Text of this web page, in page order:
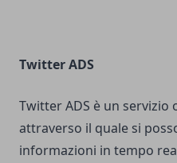
Twitter ADS
Twitter ADS è un
attraverso il quale si
informazioni in tempo